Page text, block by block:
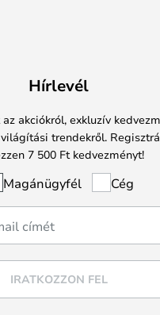
Hírlevél
akciókról, exkluzív
trendekről.
7 500 Ft kedvezményt!
Magánügyfél Cég
IRATKOZZON FEL